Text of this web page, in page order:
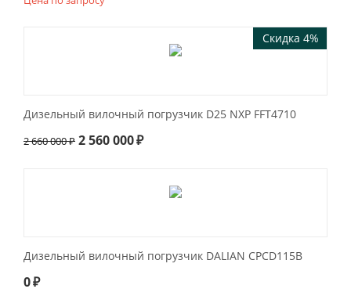
Скидка 4%
Дизельный вилочный погрузчик D25 NXР FFT4710
2 660 000₽ 2 560 000₽
Дизельный вилочный погрузчик DALIAN CPCD115B
0₽